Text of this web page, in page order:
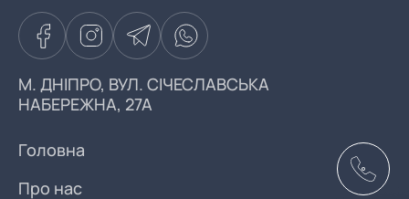
М. ДНІПРО, ВУЛ. СІЧЕСЛАВСЬКА
НАБЕРЕЖНА, 27А
Головна
Про нас